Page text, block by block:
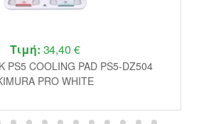
Τιμή: 34,40 €
PS5 COOLING PAD PS5-DZ504
PRO WHITE